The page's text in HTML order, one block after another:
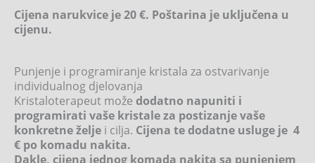
Cijena narukvice je 20 €. Poštarina je uključena u
cijenu.
Punjenje i programiranje kristala za ostvarivanje
individualnog djelovanja
Kristaloterapeut može dodatno napuniti i
programirati vaše kristale za postizanje vaše
konkretne želje i cilja. Cijena te dodatne usluge je 4
€ po komadu nakita.
Dakle, cijena jednog komada nakita sa punjenjem